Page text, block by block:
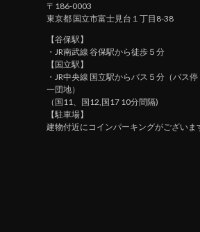
〒186-0003
東京都 国立市富士見台１丁目8-38
【谷保駅】
・JR南武線 谷保駅から徒歩５分
【国立駅】
・JR中央線 国立駅からバス５分（バス
一団地）
（国11、国12,国17 10分間隔)
【駐車場】
建物付近にコインパーキングがございま